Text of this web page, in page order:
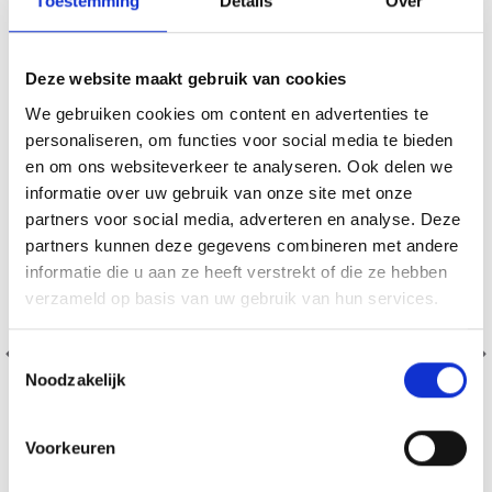
Deze website maakt gebruik van cookies
We gebruiken cookies om content en advertenties te
personaliseren, om functies voor social media te bieden
en om ons websiteverkeer te analyseren. Ook delen we
informatie over uw gebruik van onze site met onze
partners voor social media, adverteren en analyse. Deze
partners kunnen deze gegevens combineren met andere
informatie die u aan ze heeft verstrekt of die ze hebben
verzameld op basis van uw gebruik van hun services.
Toestemmingsselectie
Noodzakelijk
Voorkeuren
VERGELIJKBAAR MET DIT
20% korting